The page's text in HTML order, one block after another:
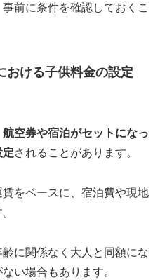
前に条件を確認しておくこ
おける子供料金の設定
航空券や宿泊がセットになっ
定されることがあります。
をベースに、宿泊費や現地
に関係なく大人と同額にな
い場合もあります。